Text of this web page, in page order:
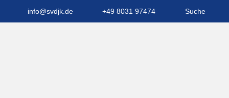
info@svdjk.de +49 8031 97474 Suche